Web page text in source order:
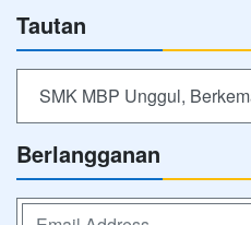
Tautan
SMK MBP Unggul,
Berlangganan